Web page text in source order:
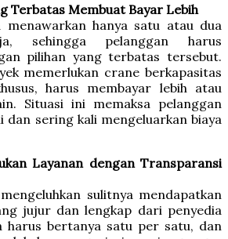
Terbatas Membuat Bayar Lebih
menawarkan hanya satu atau dua
sehingga pelanggan harus
pilihan yang terbatas tersebut.
memerlukan crane berkapasitas
harus membayar lebih atau
Situasi ini memaksa pelanggan
sering kali mengeluarkan biaya
Layanan dengan Transparansi
sulitnya mendapatkan
jujur dan lengkap dari penyedia
harus bertanya satu per satu, dan